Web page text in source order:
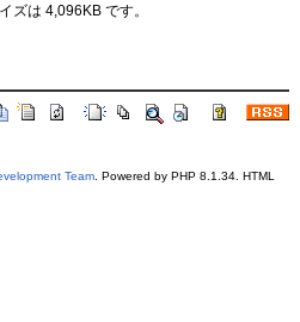
ズは 4,096KB です。
Team. Powered by PHP 8.1.34. HTML